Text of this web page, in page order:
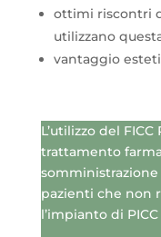
ottimi riscontri
utilizzano
vantaggio
L’utilizzo del
trattamento
pazienti che non
l’impianto di